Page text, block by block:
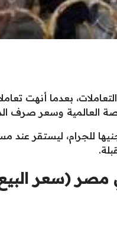
8 يوليو 2026 في مصر مع بداية
سعر الذهب عيار 21، الأكثر تداولا في السوق